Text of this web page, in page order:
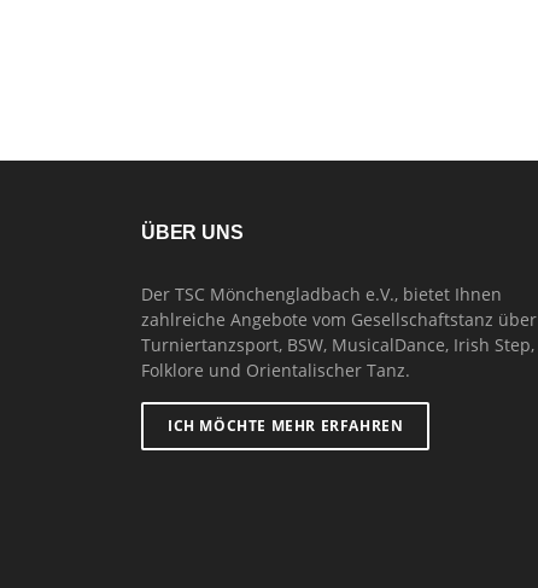
ÜBER UNS
Der TSC Mönchengladbach e.V., bietet Ihnen
zahlreiche Angebote vom Gesellschaftstanz über
Turniertanzsport, BSW, MusicalDance, Irish Step,
Folklore und Orientalischer Tanz.
ICH MÖCHTE MEHR ERFAHREN